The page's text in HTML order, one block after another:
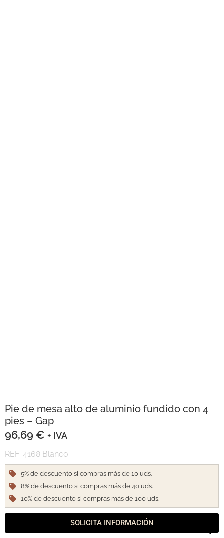
Pie de mesa alto de aluminio fundido con 4
pies – Gap
96,69 € + IVA
REF: 4168 Blanco
5% de descuento si compras más de 10 uds.
8% de descuento si compras más de 40 uds.
10% de descuento si compras más de 100 uds.
SOLICITA INFORMACIÓN